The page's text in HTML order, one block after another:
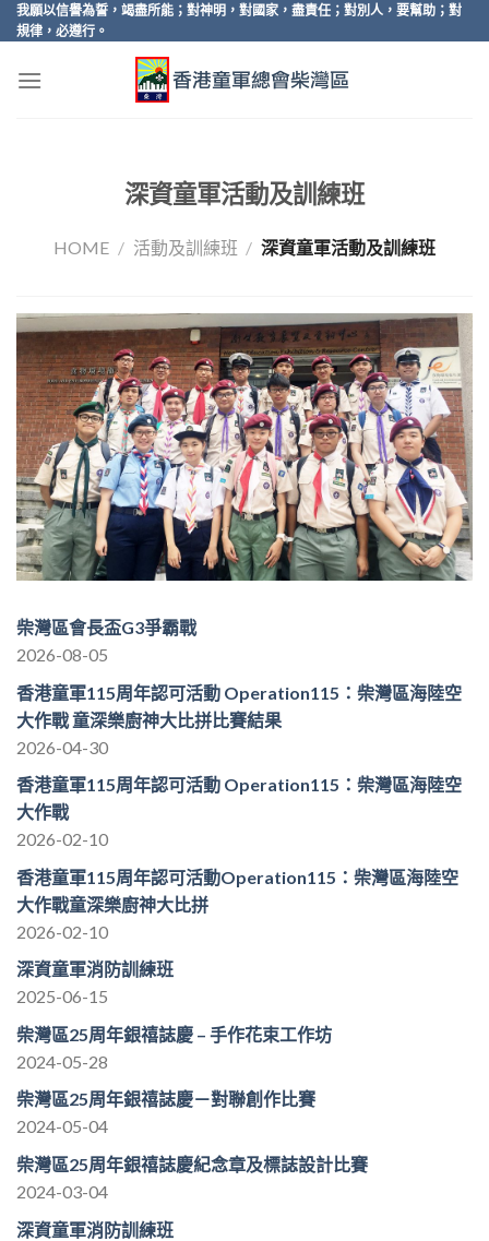
Skip
to
我願以信譽為誓，竭盡所能；對神明，對國家，盡責任；對別人，要幫助；對
規律，必遵行。
深資童軍活動及訓練班
HOME / 活動及訓練班 / 深資童軍活動及訓練班
柴灣區會長盃G3爭霸戰
2026-08-05
香港童軍115周年認可活動 Operation115：柴灣區海陸空
大作戰 童深樂廚神大比拼比賽結果
2026-04-30
香港童軍115周年認可活動 Operation115：柴灣區海陸空
大作戰
2026-02-10
香港童軍115周年認可活動Operation115：柴灣區海陸空
大作戰童深樂廚神大比拼
2026-02-10
深資童軍消防訓練班
2025-06-15
柴灣區25周年銀禧誌慶 – 手作花束工作坊
2024-05-28
柴灣區25周年銀禧誌慶－對聯創作比賽
2024-05-04
柴灣區25周年銀禧誌慶紀念章及標誌設計比賽
2024-03-04
深資童軍消防訓練班